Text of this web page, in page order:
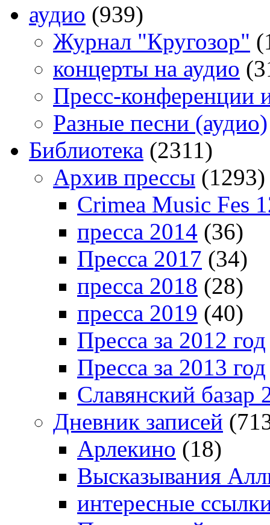
аудио (939)
Журнал "Кругозор"
концерты на аудио
Пресс-конференции
Разные песни (аудио)
Библиотека (2311)
Архив прессы (1293)
Crimea Music Fes
пресса 2014 (36)
Пресса 2017 (34)
пресса 2018 (28)
пресса 2019 (40)
Пресса за 2012 год
Пресса за 2013 год
Славянский базар
Дневник записей
Арлекино (18)
Высказывания
интересные